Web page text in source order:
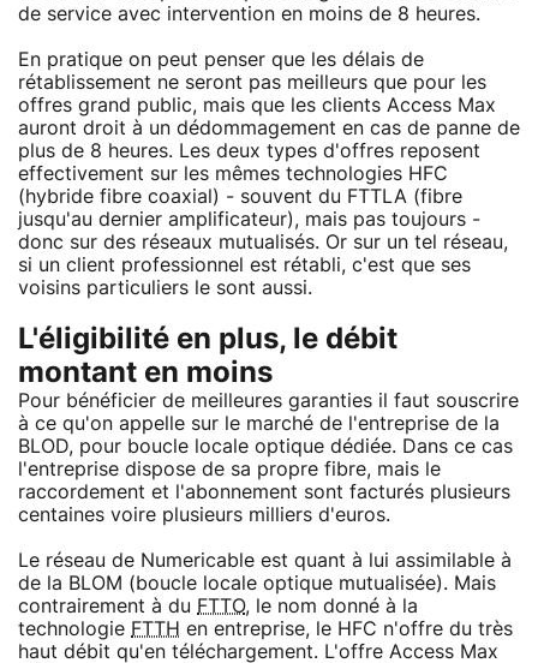
de service avec intervention en moins de 8 heures.
En pratique on peut penser que les délais de
rétablissement ne seront pas meilleurs que pour les
offres grand public, mais que les clients Access Max
auront droit à un dédommagement en cas de panne de
plus de 8 heures. Les deux types d'offres reposent
effectivement sur les mêmes technologies HFC
(hybride fibre coaxial) - souvent du FTTLA (fibre
jusqu'au dernier amplificateur), mais pas toujours -
donc sur des réseaux mutualisés. Or sur un tel réseau,
si un client professionnel est rétabli, c'est que ses
voisins particuliers le sont aussi.
L'éligibilité en plus, le débit
montant en moins
Pour bénéficier de meilleures garanties il faut souscrire
à ce qu'on appelle sur le marché de l'entreprise de la
BLOD, pour boucle locale optique dédiée. Dans ce cas
l'entreprise dispose de sa propre fibre, mais le
raccordement et l'abonnement sont facturés plusieurs
centaines voire plusieurs milliers d'euros.
Le réseau de Numericable est quant à lui assimilable à
de la BLOM (boucle locale optique mutualisée). Mais
contrairement à du FTTO, le nom donné à la
technologie FTTH en entreprise, le HFC n'offre du très
haut débit qu'en téléchargement. L'offre Access Max